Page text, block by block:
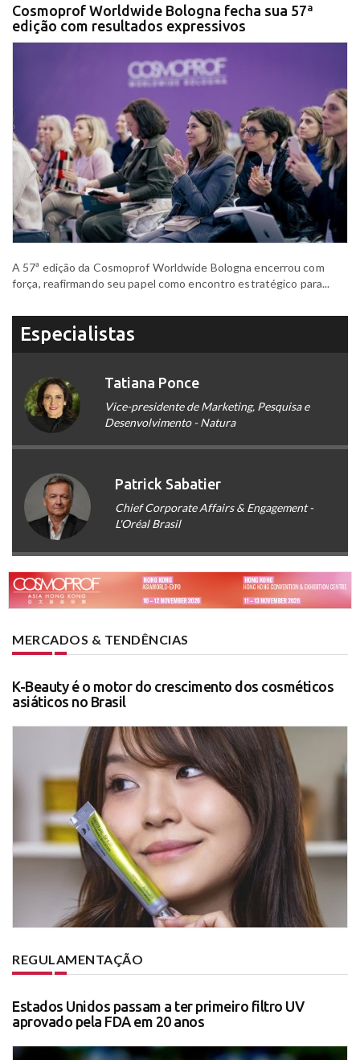
Cosmoprof Worldwide Bologna fecha sua 57ª
edição com resultados expressivos
A 57ª edição da Cosmoprof Worldwide Bologna encerrou com
força, reafirmando seu papel como encontro estratégico para...
Especialistas
Tatiana Ponce
Vice-presidente de Marketing, Pesquisa e
Desenvolvimento - Natura
Patrick Sabatier
Chief Corporate Affairs & Engagement -
L'Oréal Brasil
MERCADOS & TENDÊNCIAS
K-Beauty é o motor do crescimento dos cosméticos
asiáticos no Brasil
REGULAMENTAÇÃO
Estados Unidos passam a ter primeiro filtro UV
aprovado pela FDA em 20 anos